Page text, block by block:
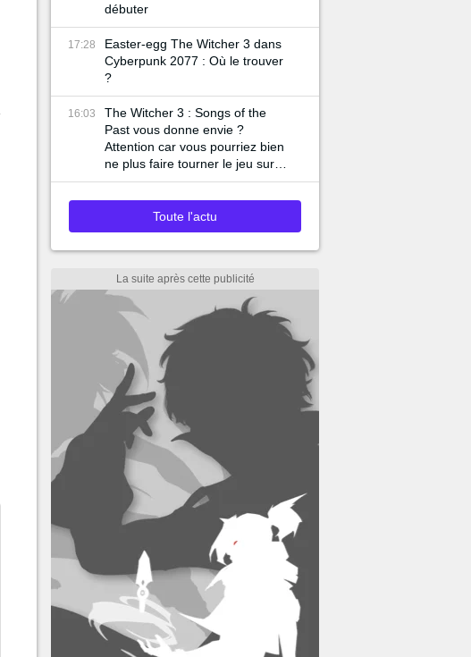
débuter
17:28
Easter-egg The Witcher 3 dans
Cyberpunk 2077 : Où le trouver
?
16:03
The Witcher 3 : Songs of the
Past vous donne envie ?
Attention car vous pourriez bien
ne plus faire tourner le jeu sur
votre PC
Toute l'actu